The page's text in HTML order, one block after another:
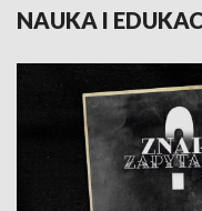
NAUKA I